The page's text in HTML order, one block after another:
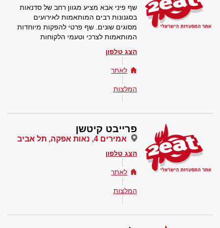
שף פיני אבא מציע מגוון רחב של סדנאות
בסגנונות רבים המותאמות לאירועים
מסוגים שונים. שף פרטי להפקות מיוחדות
המותאמות לצרכי וטעמי הלקוחות
הצג טלפון
לאתר
המלצות
פרייבט קיטשן
אמירים 4, נאות אפקה, תל אביב
הצג טלפון
לאתר
המלצות